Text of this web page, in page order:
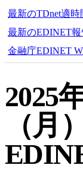
最新のTDnet適時
最新のEDINET
金融庁EDINET
2025
（月